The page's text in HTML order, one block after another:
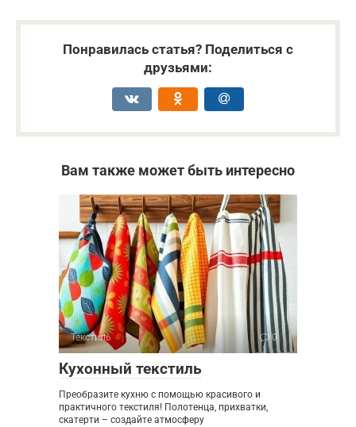
Понравилась статья? Поделиться с
друзьями:
Вам также может быть интересно
Текстиль 0
Кухонный текстиль
Преобразите кухню с помощью красивого и
практичного текстиля! Полотенца, прихватки,
скатерти – создайте атмосферу